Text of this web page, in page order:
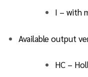
I – with
Available output
HC –